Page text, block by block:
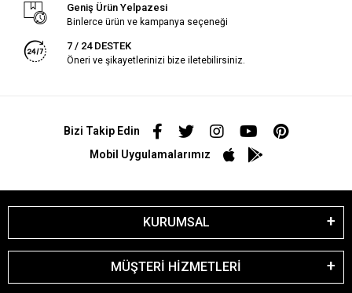
Geniş Ürün Yelpazesi
Binlerce ürün ve kampanya seçeneği
7 / 24 DESTEK
Öneri ve şikayetlerinizi bize iletebilirsiniz.
Bizi Takip Edin
Mobil Uygulamalarımız
KURUMSAL
MÜŞTERİ HİZMETLERİ